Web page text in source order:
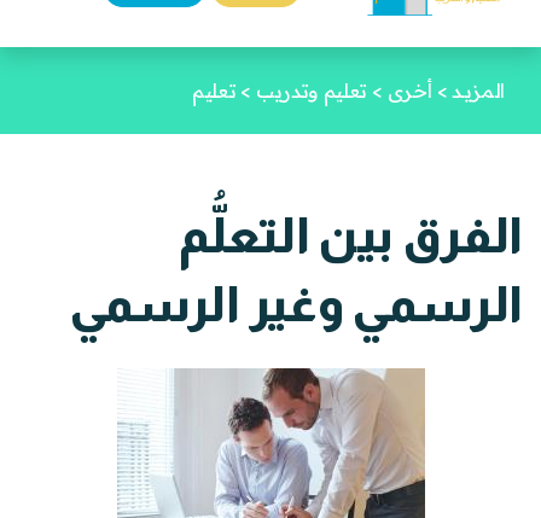
المزيـد > أخرى > تعليم وتدريب > تعليم
الفرق بين التعلُّم
الرسمي وغير الرسمي